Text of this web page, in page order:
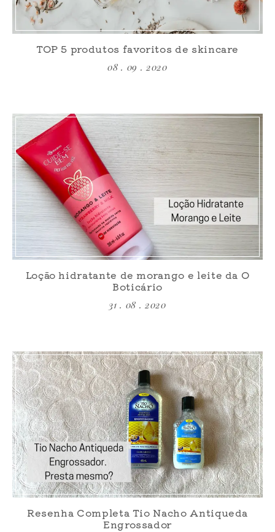
TOP 5 produtos favoritos de skincare
08 . 09 . 2020
Loção hidratante de morango e leite da O
Boticário
31 . 08 . 2020
Resenha Completa Tio Nacho Antiqueda
Engrossador